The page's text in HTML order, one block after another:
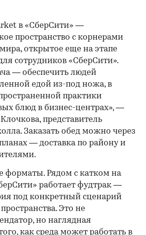
в «СберСити» —
пространство с корнерами
открытое еще на этапе
сотрудников «СберСити».
— обеспечить людей
едой из-под ножа, в
практики
блюд в бизнес-центрах», —
представитель
Заказать обед можно через
— доставка по району и
форматы. Рядом с катком на
работает фудтрак —
под конкретный сценарий
Это не
но наглядная
как среда может работать в